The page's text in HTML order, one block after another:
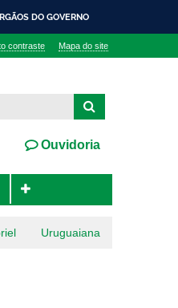
DO GOVERNO
contraste Mapa do site
Ouvidoria
Uruguaiana